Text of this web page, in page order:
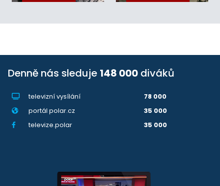
Denně nás sleduje 148 000 diváků
televizní vysílání
78 000
portál polar.cz
35 000
televize.polar
35 000